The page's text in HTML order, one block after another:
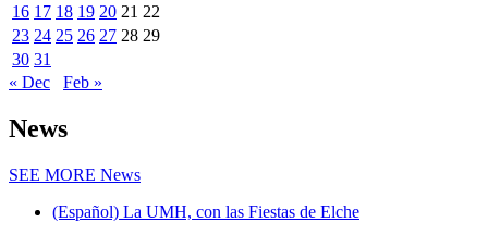
16 17 18 19 20 21 22
23 24 25 26 27 28 29
30 31
« Dec
Feb »
News
SEE MORE News
(Español) La UMH, con las Fiestas de Elche